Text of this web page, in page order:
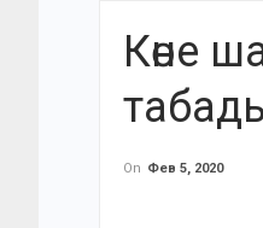
Көне
On Фев 5, 2020